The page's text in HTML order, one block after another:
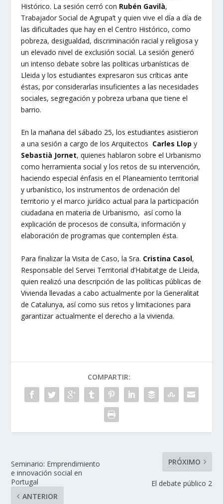
Histórico. La sesión cerró con Rubén Gavilà,
Trabajador Social de Agrupa’t y quien vive el día a día de
las dificultades que hay en el Centro Histórico, como
pobreza, desigualdad, discriminación racial y religiosa y
un elevado nivel de exclusión social. La sesión generó
un intenso debate sobre las políticas urbanísticas de
Lleida y los estudiantes expresaron sus críticas ante
éstas, por considerarlas insuficientes a las necesidades
sociales, segregación y pobreza urbana que tiene el
barrio.
En la mañana del sábado 25, los estudiantes asistieron
a una sesión a cargo de los Arquitectos Carles Llop y
Sebastià Jornet, quienes hablaron sobre el Urbanismo
como herramienta social y los retos de su intervención,
haciendo especial énfasis en el Planeamiento territorial
y urbanístico, los instrumentos de ordenación del
territorio y el marco jurídico actual para la participación
ciudadana en materia de Urbanismo, así como la
explicación de procesos de consulta, información y
elaboración de programas que contemplen ésta.
Para finalizar la Visita de Caso, la Sra. Cristina Casol,
Responsable del Servei Territorial d’Habitatge de Lleida,
quien realizó una descripción de las políticas públicas de
Vivienda llevadas a cabo actualmente por la Generalitat
de Catalunya, así como sus retos y limitaciones para
garantizar actualmente el derecho a la vivienda.
COMPARTIR:
Seminario: Emprendimiento
e innovación social en
Portugal
ANTERIOR
PRÓXIMO
El debate público 2